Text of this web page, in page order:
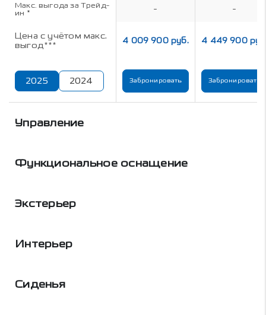
Макс. выгода за Трейд-
ин * - -
Цена с учётом макс.
выгод***
4 009 900 руб. 4 449 900
2025 2024 Забронировать Забронировать
Управление
Функциональное оснащение
Экстерьер
Интерьер
Сиденья